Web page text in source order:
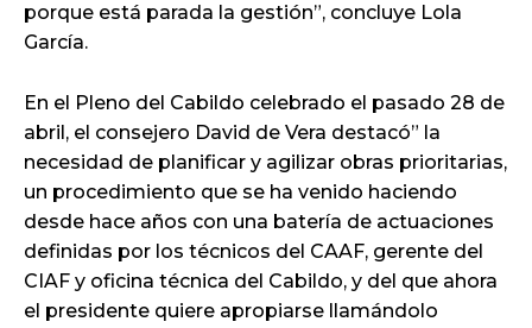
porque está parada la gestión”, concluye Lola
García.
En el Pleno del Cabildo celebrado el pasado 28 de
abril, el consejero David de Vera destacó” la
necesidad de planificar y agilizar obras prioritarias,
un procedimiento que se ha venido haciendo
desde hace años con una batería de actuaciones
definidas por los técnicos del CAAF, gerente del
CIAF y oficina técnica del Cabildo, y del que ahora
el presidente quiere apropiarse llamándolo